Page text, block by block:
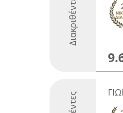
Διακριθέντες